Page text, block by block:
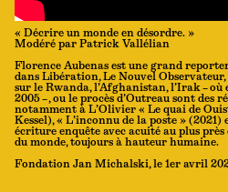
« Décrire un monde en désordre. »
Modéré par Patrick Vallélian
Florence Aubenas est une grand
dans Libération, Le Nouvel Observateur,
sur le Rwanda, l’Afghanistan, l’Irak – où
2005 – , ou le procès d’Outreau sont des
notamment à L’Olivier « Le quai de
Kessel), « L’inconnu de la poste »
écriture enquête avec acuité au plus
du monde, toujours à hauteur humaine.
Fondation Jan Michalski, le 1er avril